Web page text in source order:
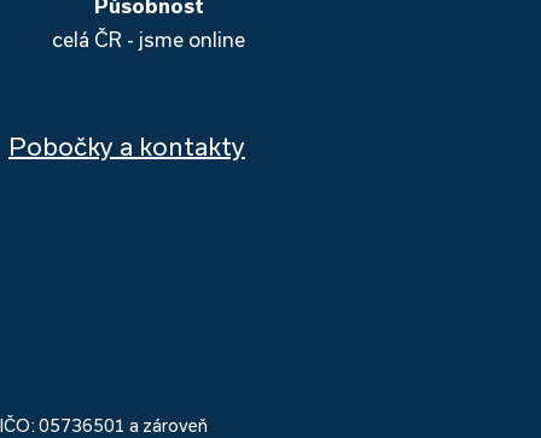
Působnost
celá ČR - jsme online
Pobočky a kontakty
05736501 a zároveň